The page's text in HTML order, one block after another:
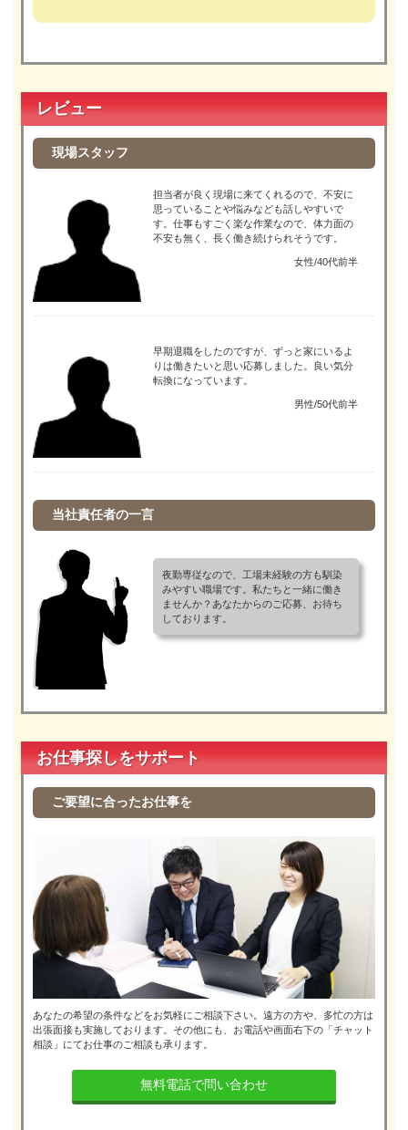
レビュー
現場スタッフ
担当者が良く現場に来てくれるので、不安に
思っていることや悩みなども話しやすいで
す。仕事もすごく楽な作業なので、体力面の
不安も無く、長く働き続けられそうです。
女性/40代前半
早期退職をしたのですが、ずっと家にいるよ
りは働きたいと思い応募しました。良い気分
転換になっています。
男性/50代前半
当社責任者の一言
夜勤専従なので、工場未経験の方も馴染
みやすい職場です。私たちと一緒に働き
ませんか？あなたからのご応募、お待ち
しております。
お仕事探しをサポート
ご要望に合ったお仕事を
あなたの希望の条件などをお気軽にご相談下さい。遠方の方や、多忙の方は
出張面接も実施しております。その他にも、お電話や画面右下の「チャット
相談」にてお仕事のご相談も承ります。
無料電話で問い合わせ